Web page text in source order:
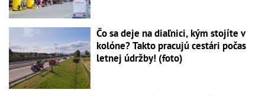
Čo sa deje na diaľnici, kým stojíte v
kolóne? Takto pracujú cestári počas
letnej údržby! (foto)